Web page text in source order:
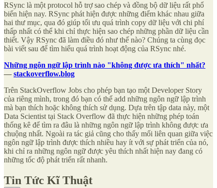
RSync là một protocol hỗ trợ sao chép và đồng bộ dữ liệu rất phổ
biến hiện nay. RSync phát hiện được những điểm khác nhau giữa
hai thư mục, qua đó giúp tối ưu quá trình copy dữ liệu với chi phí
thấp nhất có thể khi chỉ thực hiện sao chép những phần dữ liệu cần
thiết. Vậy RSync đã làm điều đó như thế nào? Chúng ta cùng đọc
bài viết sau để tìm hiểu quá trình hoạt động của RSync nhé.
Những ngôn ngữ lập trình nào "không được ưa thích" nhất?
— stackoverflow.blog
Trên StackOverflow Jobs cho phép bạn tạo một Developer Story
của riêng mình, trong đó bạn có thể add những ngôn ngữ lập trình
mà bạn thích hoặc không thích sử dụng. Dựa trên tập data này, một
Data Scientist tại Stack Overflow đã thực hiện những phép toán
thống kê để tìm ra đâu là những ngôn ngữ lập trình không được ưa
chuộng nhất. Ngoài ra tác giả cũng cho thấy mối liên quan giữa việc
ngôn ngữ lập trình được thích nhiều hay ít với sự phát triển của nó,
khi chỉ ra những ngôn ngữ được yêu thích nhất hiện nay đang có
những tốc độ phát triển rất nhanh.
Tin Tức Kĩ Thuật